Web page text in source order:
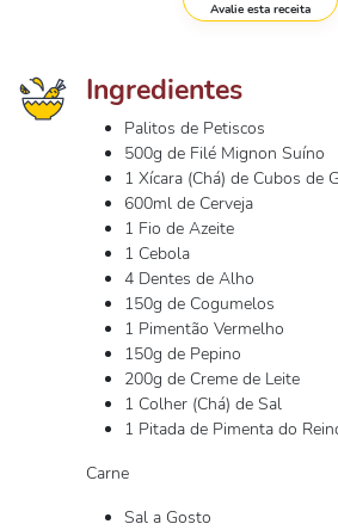
Avalie esta receita
Ingredientes
Palitos de Petiscos
500g de Filé Mignon Suíno
1 Xícara (Chá) de Cubos de
600ml de Cerveja
1 Fio de Azeite
1 Cebola
4 Dentes de Alho
150g de Cogumelos
1 Pimentão Vermelho
150g de Pepino
200g de Creme de Leite
1 Colher (Chá) de Sal
1 Pitada de Pimenta do
Carne
Sal a Gosto